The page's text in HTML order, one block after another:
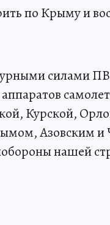
по Крыму и
силами
Курской,
Азовским
нашей